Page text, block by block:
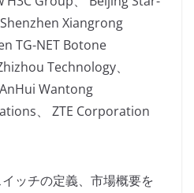
Xiangrong
TG-NET Botone
Technology、
Wantong
、 ZTE Corporation
ッチの定義、市場概要を